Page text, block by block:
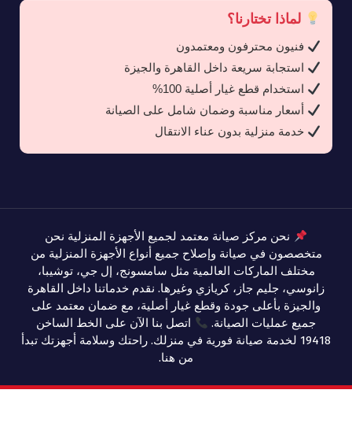
لماذا تختارنا؟
فنيون محترفون ومعتمدون
استجابة سريعة داخل القاهرة والجيزة
استخدام قطع غيار أصلية 100%
أسعار مناسبة وضمان شامل على الصيانة
خدمة منزلية بدون عناء الانتقال
نحن مركز صيانة معتمد لجميع الأجهزة المنزلية نحن
متخصصون في صيانة وإصلاح جميع أنواع الأجهزة المنزلية من
مختلف الماركات العالمية مثل سامسونج، إل جي، توشيبا،
زانوسي، جليم جاز، كريازي وغيرها. نقدم خدماتنا داخل القاهرة
والجيزة بأعلى جودة وقطع غيار أصلية، مع ضمان معتمد على
جميع عمليات الصيانة.
اتصل بنا الآن على الخط الساخن
19418 لخدمة صيانة فورية في منزلك. راحتك وسلامة أجهزتك تبدأ
من هنا.